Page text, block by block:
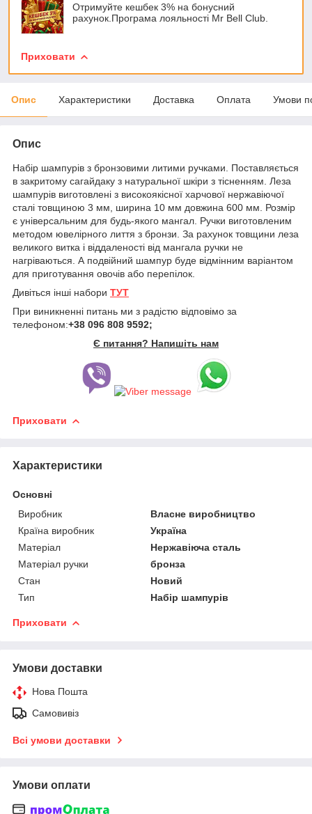
Отримуйте кешбек 3% на бонусний
рахунок.Програма лояльності Mr Bell Club.
Приховати
Опис Характеристики Доставка Оплата Умови
Опис
Набір шампурів з бронзовими литими ручками. Поставляється
в закритому сагайдаку з натуральної шкіри з тісненням. Леза
шампурів виготовлені з високоякісної харчової нержавіючої
сталі товщиною 3 мм, ширина 10 мм довжина 600 мм. Розмір
є універсальним для будь-якого мангал. Ручки виготовленим
методом ювелірного лиття з бронзи. За рахунок товщини леза
великого витка і віддаленості від мангала ручки не
нагріваються. А подвійний шампур буде відмінним варіантом
для приготування овочів або перепілок.
Дивіться інші набори ТУТ
При виникненні питань ми з радістю відповімо за
телефоном:+38 096 808 9592;
Є питання? Напишіть нам
Приховати
Характеристики
Основні
Виробник
Власне виробництво
Країна виробник
Україна
Матеріал
Нержавіюча сталь
Матеріал ручки
бронза
Стан
Новий
Тип
Набір шампурів
Приховати
Умови доставки
Нова Пошта
Самовивіз
Всі умови доставки
Умови оплати